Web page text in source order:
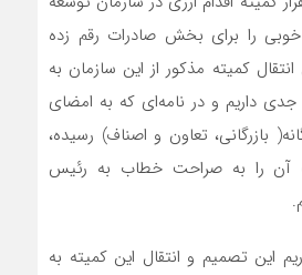
را برای بخش صادرات رقم زده
کمیته مذکور از این سازمان به
داریم و در نامه‌ای که به امضای
بازرگانی، تعاون و اصناف) رسیده،
آن را به صراحت خطاب به رئیس
این تصمیم و انتقال این کمیته به